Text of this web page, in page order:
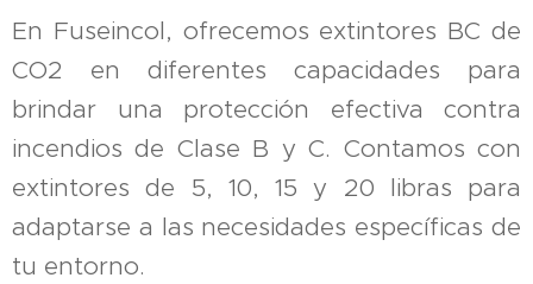
En Fuseincol, ofrecemos extintores BC de
CO2 en diferentes capacidades para
brindar una protección efectiva contra
incendios de Clase B y C. Contamos con
extintores de 5, 10, 15 y 20 libras para
adaptarse a las necesidades específicas de
tu entorno.